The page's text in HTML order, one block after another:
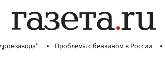
Проблемы с бензином в России